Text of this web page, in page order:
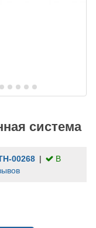
система
00268
В